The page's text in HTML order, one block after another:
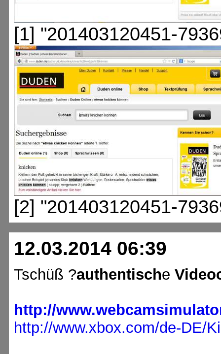
[1] "201403120451-
[2] "201403120451-
12.03.2014 06:39
Tschüß ?authentische
http://
http://www.xbox.com/de-DE/